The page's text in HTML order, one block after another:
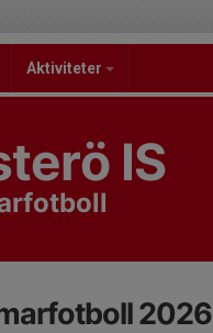
Aktiviteter
IS
2026